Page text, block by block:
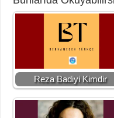
Reza Badiyi Kimdir